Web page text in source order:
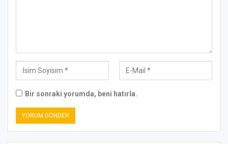
Bir sonraki yorumda, beni hatırla.